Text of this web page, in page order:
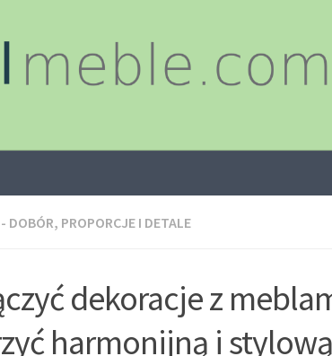
DOBÓR, PROPORCJE I DETALE
dekoracje z
harmonijną i